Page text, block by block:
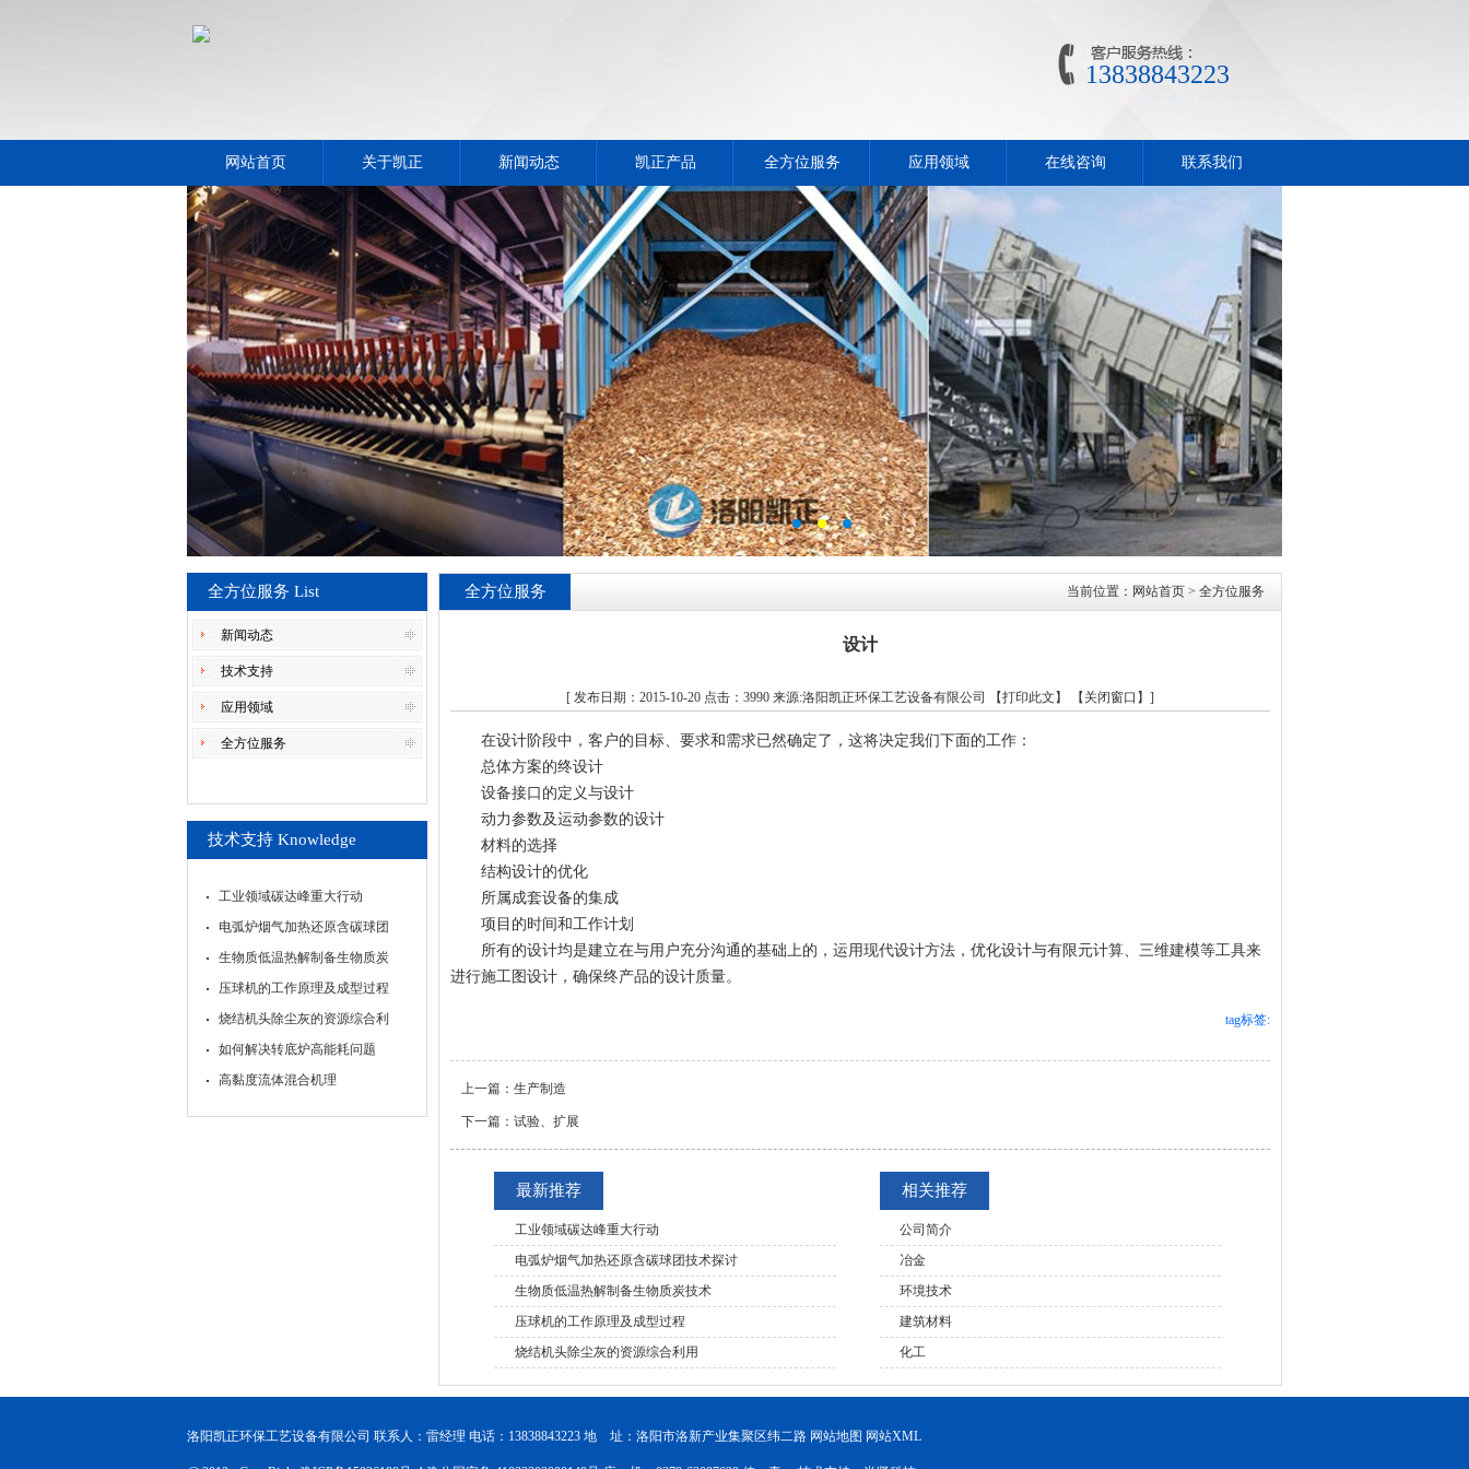
13838843223
网站首页 关于凯正 新闻动态 凯正产品 全方位服务 应用领域 在线咨询 联系我们
全方位服务 List
新闻动态
技术支持
应用领域
全方位服务
技术支持 Knowledge
工业领域碳达峰重大行动
电弧炉烟气加热还原含碳球团
生物质低温热解制备生物质炭
压球机的工作原理及成型过程
烧结机头除尘灰的资源综合利
如何解决转底炉高能耗问题
高黏度流体混合机理
全方位服务 当前位置： 网站首页 > 全方位服务
设计
[ 发布日期：2015-10-20 点击：3990 来源:洛阳凯正环保工艺设备有限公司 【打印此文】 【关闭窗口】 ]
在设计阶段中，客户的目标、要求和需求已然确定了，这将决定我们下面的工作：
总体方案的终设计
设备接口的定义与设计
动力参数及运动参数的设计
材料的选择
结构设计的优化
所属成套设备的集成
项目的时间和工作计划
所有的设计均是建立在与用户充分沟通的基础上的，运用现代设计方法，优化设计与有限元计算、三维建模等工具来
进行施工图设计，确保终产品的设计质量。
tag标签:
上一篇： 生产制造
下一篇： 试验、扩展
最新推荐
工业领域碳达峰重大行动
电弧炉烟气加热还原含碳球团技术探讨
生物质低温热解制备生物质炭技术
压球机的工作原理及成型过程
烧结机头除尘灰的资源综合利用
相关推荐
公司简介
冶金
环境技术
建筑材料
化工
洛阳凯正环保工艺设备有限公司 联系人：雷经理 电话：13838843223 地 址：洛阳市洛新产业集聚区纬二路 网站地图 网站XML